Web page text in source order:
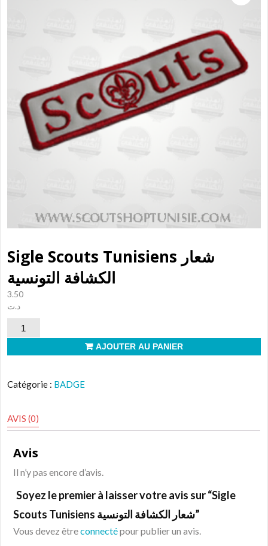
Sigle Scouts Tunisiens شعار
الكشافة التونسية
3.50
د.ت
quantité
Sigle
Tunisiens
الكشافة
AJOUTER AU PANIER
Catégorie : BADGE
AVIS (0)
Avis
Il n’y pas encore d’avis.
Soyez le premier à laisser votre avis sur “Sigle
Scouts Tunisiens شعار الكشافة التونسية”
Vous devez êtreconnectépour publier un avis.